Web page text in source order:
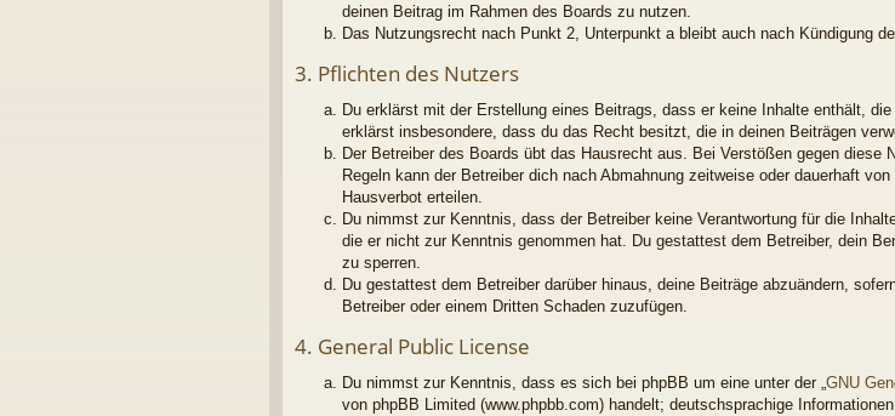
deinen Beitrag im Rahmen des Boards zu nutzen.
Das Nutzungsrecht nach Punkt 2, Unterpunkt a bleibt auch nach Kündigung
3. Pflichten des Nutzers
Du erklärst mit der Erstellung eines Beitrags, dass er keine Inhalte enthält,
erklärst insbesondere, dass du das Recht besitzt, die in deinen Beiträgen
Der Betreiber des Boards übt das Hausrecht aus. Bei Verstößen gegen diese
Regeln kann der Betreiber dich nach Abmahnung zeitweise oder dauerhaft
Hausverbot erteilen.
Du nimmst zur Kenntnis, dass der Betreiber keine Verantwortung für die
die er nicht zur Kenntnis genommen hat. Du gestattest dem Betreiber, dein
zu sperren.
Du gestattest dem Betreiber darüber hinaus, deine Beiträge abzuändern,
Betreiber oder einem Dritten Schaden zuzufügen.
4. General Public License
Du nimmst zur Kenntnis, dass es sich bei phpBB um eine unter der „GNU
von phpBB Limited (www.phpbb.com) handelt; deutschsprachige